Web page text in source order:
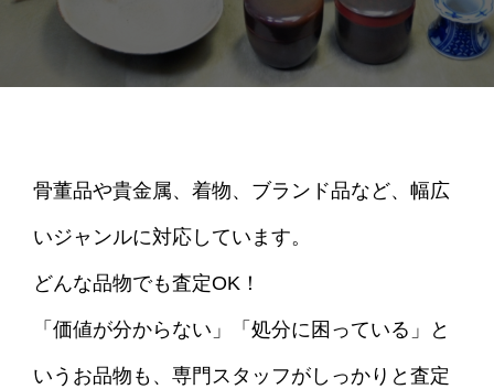
骨董品や貴金属、着物、ブランド品など、幅広
いジャンルに対応しています。
どんな品物でも査定OK！
「価値が分からない」「処分に困っている」と
いうお品物も、専門スタッフがしっかりと査定